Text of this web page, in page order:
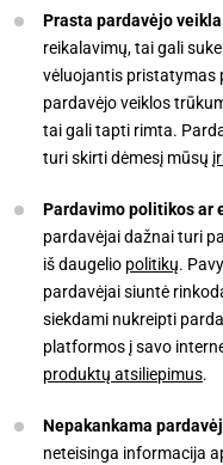
Prasta pardavėjo veikla
reikalavimų, tai gali
vėluojantis pristatymas
pardavėjo veiklos
tai gali tapti rimta.
turi skirti dėmesį mūsų
Pardavimo politikos ar
pardavėjai dažnai turi
iš daugelio politikų.
pardavėjai siuntė
siekdami nukreipti
platformos į savo
produktų atsiliepimus.
Nepakankama
neteisinga informacija